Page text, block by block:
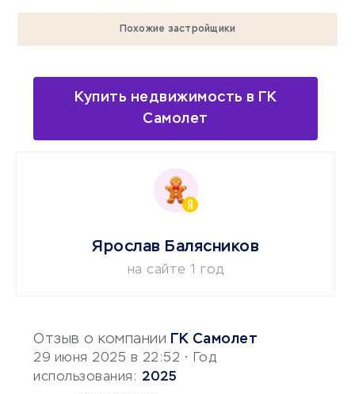
Похожие застройщики
Купить недвижимость в ГК
Самолет
Отзыв о компании ГК Самолет
29 июня 2025 в 22:52 • Год
использования: 2025
Ярослав Балясников
на сайте 1 год